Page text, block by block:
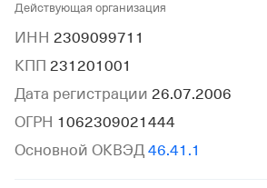
Действующая организация
ИНН 2309099711
КПП 231201001
Дата регистрации 26.07.2006
ОГРН 1062309021444
Основной ОКВЭД 46.41.1